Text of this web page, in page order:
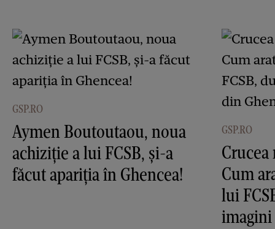
GSP.RO
Aymen Boutoutaou, noua
achiziție a lui FCSB, și-a
făcut apariția în Ghencea!
GSP.RO
Crucea
Cum
lui
imagini